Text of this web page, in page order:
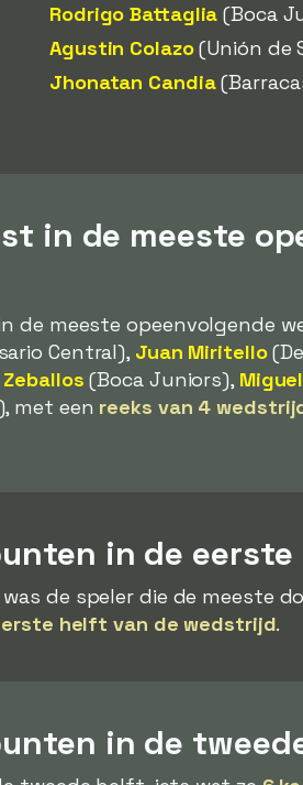
Rodrigo Battaglia (Boca
Agustin Colazo(Unión de
Jhonatan Candia
in de meeste
de meeste opeenvolgende
Central), Juan Miritello
(Boca Juniors),
met een reeks van 4
in de
was de speler die de meeste
helft van de wedstrijd.
in de